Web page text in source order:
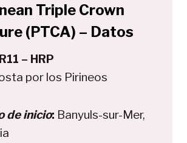
Triple Crown
(PTCA) – Datos
– HRP
por los Pirineos
de inicio: Banyuls-sur-Mer,